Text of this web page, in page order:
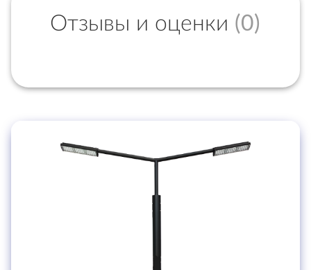
Отзывы и оценки (0)